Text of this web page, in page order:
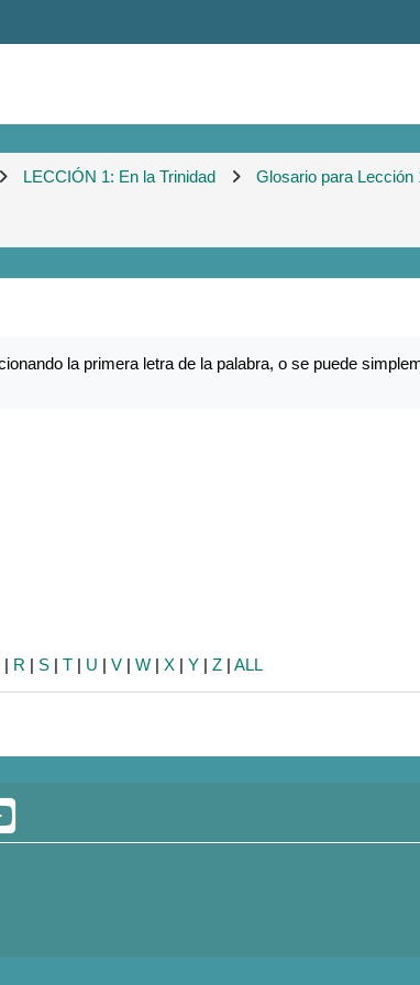
LECCIÓN 1: En la Trinidad Glosario para Lección
la primera letra de la palabra, o se puede
| R | S |T | U |V |W |X |Y |Z |ALL